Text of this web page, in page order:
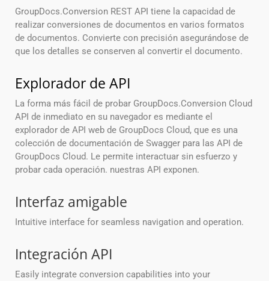
GroupDocs.Conversion REST API tiene la capacidad de
realizar conversiones de documentos en varios formatos
de documentos. Convierte con precisión asegurándose de
que los detalles se conserven al convertir el documento.
Explorador de API
La forma más fácil de probar GroupDocs.Conversion Cloud
API de inmediato en su navegador es mediante el
explorador de API web de GroupDocs Cloud, que es una
colección de documentación de Swagger para las API de
GroupDocs Cloud. Le permite interactuar sin esfuerzo y
probar cada operación. nuestras API exponen.
Interfaz amigable
Intuitive interface for seamless navigation and operation.
Integración API
Easily integrate conversion capabilities into your